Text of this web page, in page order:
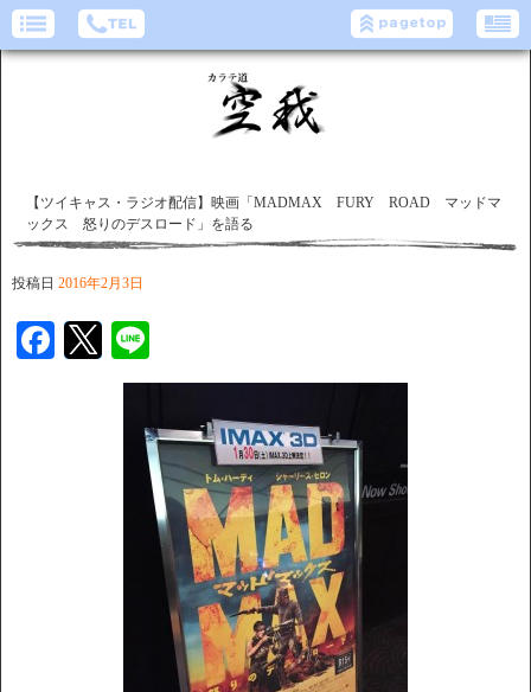
【ツイキャス・ラジオ配信】映画「MADMAX FURY ROAD マッドマ
ックス 怒りのデスロード」を語る
投稿日 2016年2月3日
Facebook
Twitter